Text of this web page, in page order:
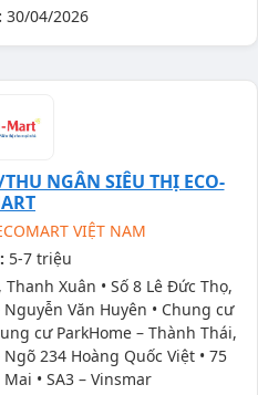
30/04/2026
NGÂN SIÊU THỊ ECO-
VIỆT NAM
5-7 triệu
Thanh Xuân • Số 8 Lê Đức Thọ,
Văn Huyên • Chung cư
cư ParkHome – Thành Thái,
234 Hoàng Quốc Việt • 75
• SA3 – Vinsmar